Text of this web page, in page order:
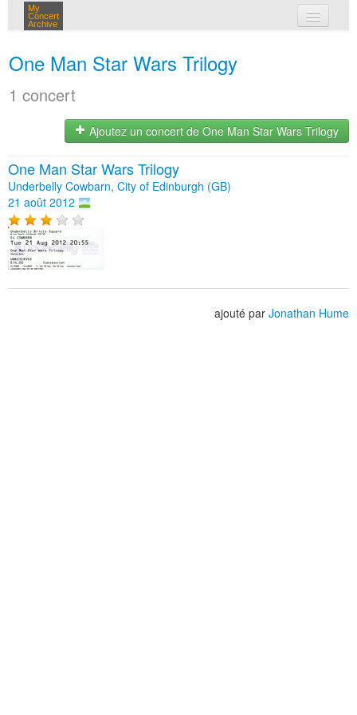
My
Concert
Archive
connexion
One Man Star Wars Trilogy
1 concert
Ajoutez un concert de One Man Star Wars Trilogy
One Man Star Wars Trilogy
Underbelly Cowbarn, City of Edinburgh (GB)
21 août 2012
ajouté par Jonathan Hume